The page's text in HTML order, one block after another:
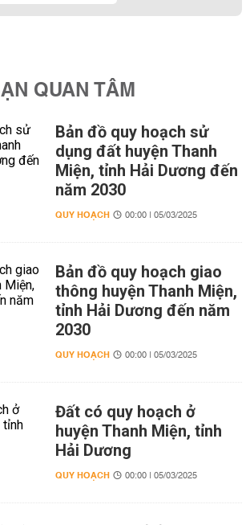
QUAN TÂM
Bản đồ quy hoạch sử
dụng đất huyện Thanh
Miện, tỉnh Hải Dương đến
năm 2030
QUY HOẠCH 00:00 | 05/03/2025
Bản đồ quy hoạch giao
thông huyện Thanh Miện,
tỉnh Hải Dương đến năm
2030
QUY HOẠCH 00:00 | 05/03/2025
Đất có quy hoạch ở
huyện Thanh Miện, tỉnh
Hải Dương
QUY HOẠCH 00:00 | 05/03/2025